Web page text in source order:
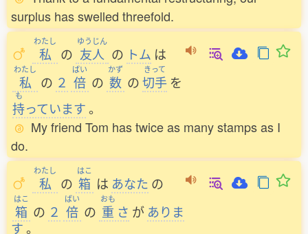
surplus has swelled threefold.
わたし
私 の
ゆうじん
友人 の トム は
わたし
私 の ２
ばい
倍 の
かず
数 の
きって
切手 を
も
持っています。
My friend Tom has twice as many stamps as I
do.
わたし
私 の
はこ
箱 は あなた の
はこ
箱 の ２
ばい
倍 の
おも
重 さ が ありま
す。